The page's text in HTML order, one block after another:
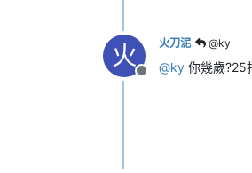
火
離線
火刀泥 @ky
@ky 你幾歲?25